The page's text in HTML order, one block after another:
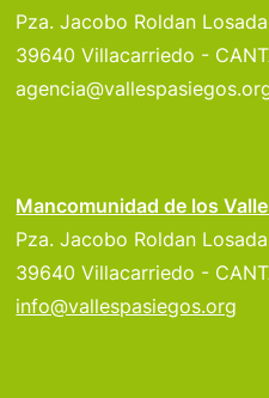
Pza. Jacobo Roldan
39640 Villacarriedo -
Mancomunidad de los
Pza. Jacobo Roldan
39640 Villacarriedo -
info@vallespasiegos.org